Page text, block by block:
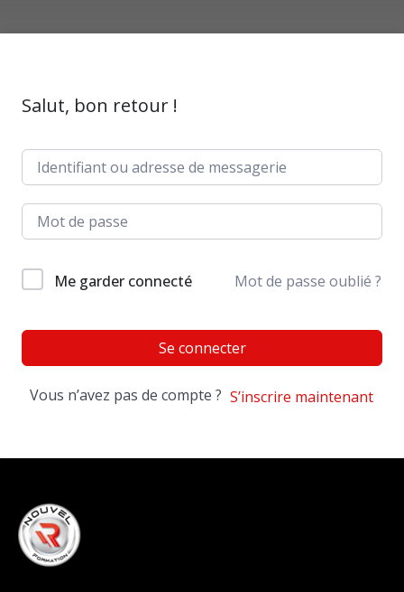
Salut, bon retour !
Me garder connecté Mot de passe oublié ?
Se connecter
Vous n’avez pas de compte ? S’inscrire maintenant